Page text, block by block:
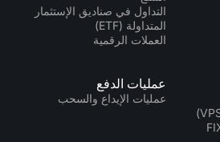
التداول في صناديق الإستثمار
المتداولة (ETF)
العملات الرقمية
عمليات الدفع
عمليات الإيداع والسحب